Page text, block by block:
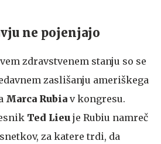
ne pojenjajo
zdravstvenem stanju so se
zaslišanju ameriškega
Marca Rubia v kongresu.
Ted Lieu je Rubiu namreč
za katere trdi, da